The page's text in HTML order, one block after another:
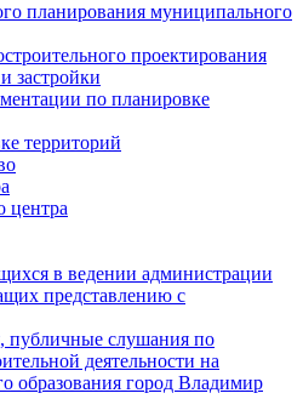
планирования муниципального
проектирования
застройки
по планировке
территорий
центра
в ведении администрации
представлению с
публичные слушания по
деятельности на
образования город Владимир